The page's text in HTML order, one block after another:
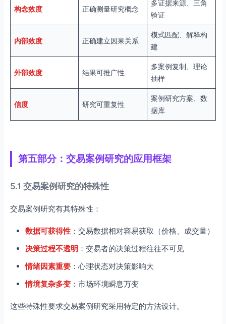
构念效度 正确测量研究概念
多证据来源、三角
验证
内部效度 正确建立因果关系
模式匹配、解释构
建
外部效度 结果可推广性
多案例复制、理论
抽样
信度 研究可重复性
案例研究方案、数
据库
第五部分：交易案例研究的应用框架
5.1 交易案例研究的特殊性
交易案例研究有其特殊性：
数据可获得性 ：交易数据相对容易获取（价格、成交量）
决策过程不透明 ：交易者的决策过程往往不可见
情绪因素重要 ：心理状态对决策影响大
情境复杂多变 ：市场环境瞬息万变
这些特殊性要求交易案例研究采用特定的方法设计。